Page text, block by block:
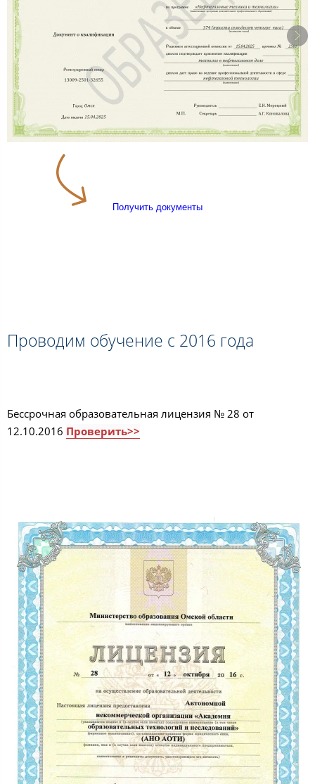
Получить документы
Проводим обучение с 2016 года
Бессрочная образовательная лицензия № 28 от
12.10.2016 Проверить>>